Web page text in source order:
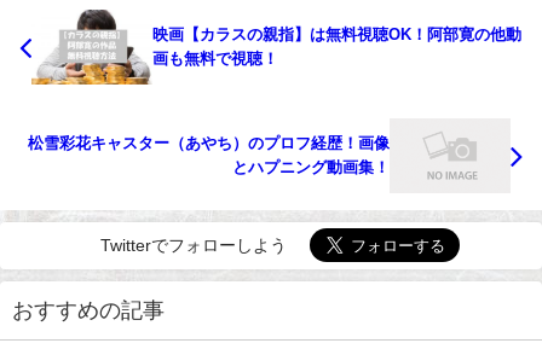
映画【カラスの親指】は無料視聴OK！阿部寛の他動
画も無料で視聴！
松雪彩花キャスター（あやち）のプロフ経歴！画像
とハプニング動画集！
Twitterでフォローしよう
おすすめの記事